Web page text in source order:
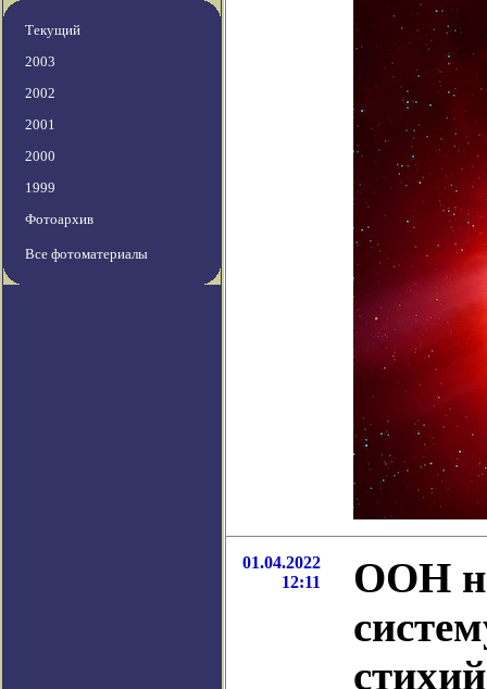
Текущий
2003
2002
2001
2000
1999
Фотоархив
Все фотоматериалы
01.04.2022
12:11
ООН